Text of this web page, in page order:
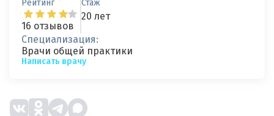
Рейтинг
16 отзывов
Стаж
20 лет
Специализация:
Врачи общей практики
Написать врачу